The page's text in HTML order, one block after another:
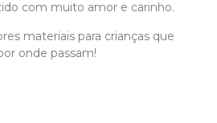
com muito amor e carinho.
materiais para crianças que
onde passam!